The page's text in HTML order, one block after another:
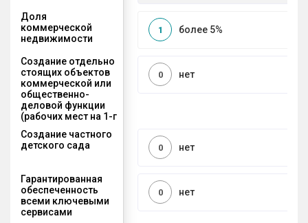
Доля
коммерческой
недвижимости
более 5%
1
Создание отдельно
стоящих объектов
коммерческой или
общественно-
деловой функции
(рабочих мест на 1-г
нет
0
Создание частного
детского сада
нет
0
Гарантированная
обеспеченность
всеми ключевыми
сервисами
нет
0